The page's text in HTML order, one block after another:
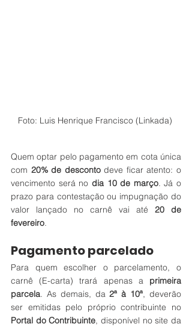
Foto: Luis Henrique Francisco (Linkada)
Quem optar pelo pagamento em cota única
com 20% de desconto deve ficar atento: o
vencimento será no dia 10 de março. Já o
prazo para contestação ou impugnação do
valor lançado no carnê vai até 20 de
fevereiro.
Pagamento parcelado
Para quem escolher o parcelamento, o
carnê (E-carta) trará apenas a primeira
parcela. As demais, da 2ª à 10ª, deverão
Portal do Contribuinte, disponível no site da